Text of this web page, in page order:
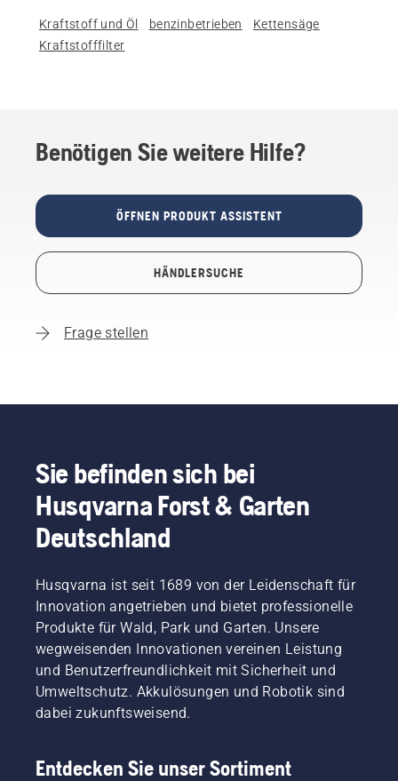
Kraftstoff und Öl benzinbetrieben
Kettensäge
Kraftstofffilter
Benötigen Sie weitere Hilfe?
ÖFFNEN PRODUKT ASSISTENT
HÄNDLERSUCHE
Frage stellen
Sie befinden sich bei
Husqvarna Forst & Garten
Deutschland
Husqvarna ist seit 1689 von der Leidenschaft für
Innovation angetrieben und bietet professionelle
Produkte für Wald, Park und Garten. Unsere
wegweisenden Innovationen vereinen Leistung
und Benutzerfreundlichkeit mit Sicherheit und
Umweltschutz. Akkulösungen und Robotik sind
dabei zukunftsweisend.
Entdecken Sie unser Sortiment